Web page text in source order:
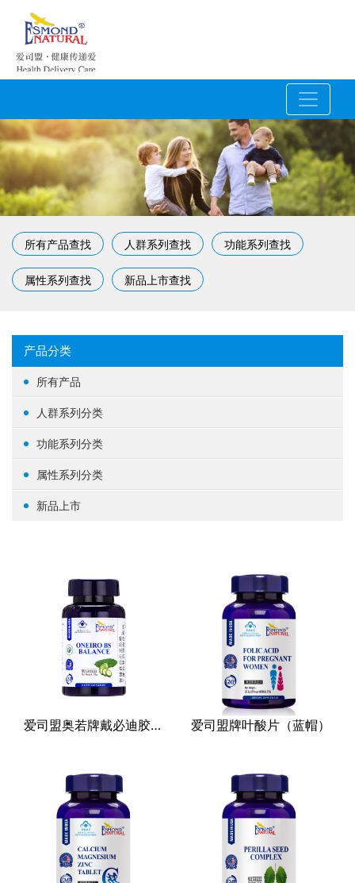
所有产品查找 人群系列查找 功能系列查找
属性系列查找 新品上市查找
产品分类
所有产品
人群系列分类
女性健康
中老年健康
婴幼/儿童/青少年
功能系列分类
生殖健康
肠道健康
骨骼关节
美容养颜
矿物质
提高免疫力
其他
属性系列分类
基础营养
新品上市
爱司盟奥若牌戴必迪胶囊（蓝帽） 爱司盟牌叶酸片（蓝帽）